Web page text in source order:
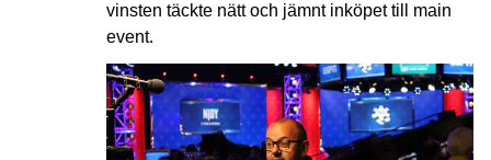
vinsten täckte nätt och jämnt inköpet till main
event.